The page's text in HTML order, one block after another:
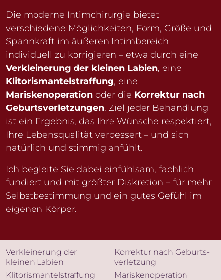
Die moderne Intimchirurgie bietet
verschiedene Möglichkeiten, Form, Größe und
Spannkraft im äußeren Intimbereich
individuell zu korrigieren – etwa durch eine
Verkleinerung der kleinen Labien, eine
Klitorismantelstraffung, eine
Mariskenoperation oder die Korrektur nach
Geburtsverletzungen. Ziel jeder Behandlung
ist ein Ergebnis, das Ihre Wünsche respektiert,
Ihre Lebensqualität verbessert – und sich
natürlich und stimmig anfühlt.
Ich begleite Sie dabei einfühlsam, fachlich
fundiert und mit größter Diskretion – für mehr
Selbstbestimmung und ein gutes Gefühl im
eigenen Körper.
Verkleine­rung der
kleinen Labien
Klitoris­mantel­straffung
Korrektur nach Geburts­
verletzung
Marisken­operation